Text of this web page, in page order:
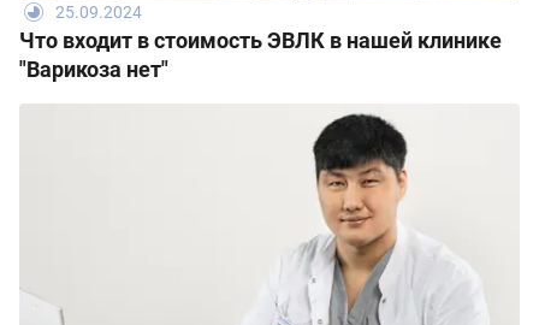
25.09.2024
Что входит в стоимость ЭВЛК в нашей клинике
"Варикоза нет"